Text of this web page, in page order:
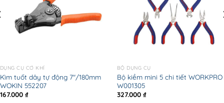
DỤNG CỤ CƠ KHÍ
Kìm tuốt dây tự động 7″/180mm
WOKIN 552207
167.000 ₫
BỘ DỤNG CỤ
Bộ kiềm mini 5 chi tiết WORKPRO
W001305
327.000 ₫